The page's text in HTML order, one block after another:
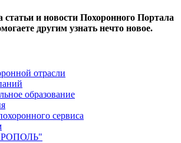
статьи и новости Похоронного Портала
другим узнать нечто новое.
отрасли
образование
сервиса